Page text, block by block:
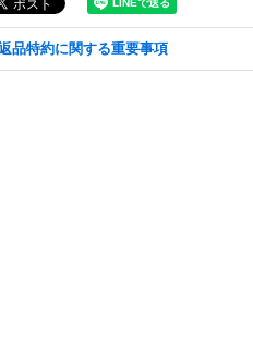
品特約に関する重要事項